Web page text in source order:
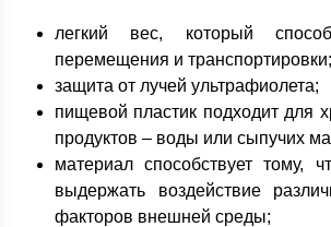
легкий вес, который
перемещения и транспортировки;
защита от лучей ультрафиолета;
пищевой пластик подходит для
продуктов – воды или сыпучих
материал способствует тому,
выдержать воздействие
факторов внешней среды;